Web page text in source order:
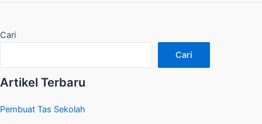
Cari
Cari
Artikel Terbaru
Pembuat Tas Sekolah